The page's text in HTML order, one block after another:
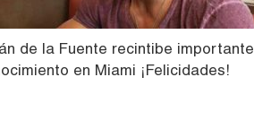
de la Fuente recintibe importante
en Miami ¡Felicidades!